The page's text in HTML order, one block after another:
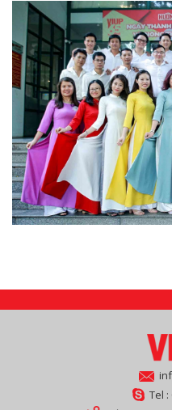
Tel :